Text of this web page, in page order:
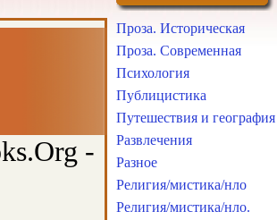
-
Проза. Историческая
Проза. Современная
Психология
Публицистика
Путешествия и география
Развлечения
Разное
Религия/мистика/нло
Религия/мистика/нло.